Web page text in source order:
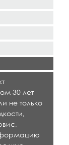
30 лет
не только